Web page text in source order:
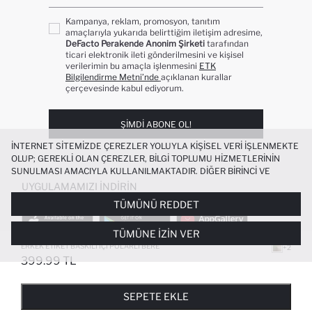
ERKEK ETIKET BASKILI İÇI POLARLI BERE
399.99 TL
+2
SEPETE EKLE
Kampanya, reklam, promosyon, tanıtım
amaçlarıyla yukarıda belirttiğim iletişim adresime,
DeFacto Perakende Anonim Şirketi tarafından
ticari elektronik ileti gönderilmesini ve kişisel
verilerimin bu amaçla işlenmesini ETK
Bilgilendirme Metni’nde açıklanan kurallar
çerçevesinde kabul ediyorum.
ŞIMDI ABONE OL!
UYGULAMAMIZI İNDIRIN
POPÜLER KATEGORILER
KADIN BEYAZ TIŞÖRT
İNTERNET SITEMIZDE ÇEREZLER YOLUYLA KIŞISEL VERI IŞLENMEKTE
OLUP; GEREKLI OLAN ÇEREZLER, BILGI TOPLUMU HIZMETLERININ
SUNULMASI AMACIYLA KULLANILMAKTADIR. DIĞER BIRINCI VE
ÜÇÜNCÜ TARAF ÇEREZLER ISE SIZE DAHA IYI BIR ALIŞVERIŞ
DENEYIMI SUNULABILMESI, SITEMIZIN DAHA IŞLEVSEL KILINMASI VE
KIŞISELLEŞTIRMESI VE AÇIK RIZA VERMENIZ HALINDE, SIZLERE
YÖNELIK PAZARLAMA FAALIYETLERININ YAPILMASI AMAÇLARIYLA
SINIRLI OLARAK KULLANILACAKTIR. ÇEREZLERE DAIR TERCIHLERINIZI
ÇEREZ TERCIHLERIPANELI ARACILIĞIYLA HER ZAMAN YÖNETEBILIR,
ÇEREZLERLE ILGILI DAHA DETAYLI BILGIYE
TÜMÜNÜ REDDET
TÜMÜNE İZIN VER